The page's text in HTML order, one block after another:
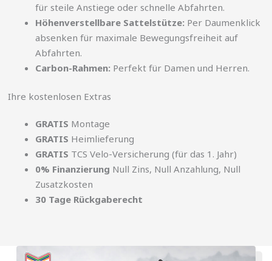
für steile Anstiege oder schnelle Abfahrten.
Höhenverstellbare Sattelstütze: Per Daumenklick
absenken für maximale Bewegungsfreiheit auf
Abfahrten.
Carbon-Rahmen: Perfekt für Damen und Herren.
Ihre kostenlosen Extras
GRATIS Montage
GRATIS Heimlieferung
GRATIS TCS Velo-Versicherung (für das 1. Jahr)
0% Finanzierung Null Zins, Null Anzahlung, Null
Zusatzkosten
30 Tage Rückgaberecht